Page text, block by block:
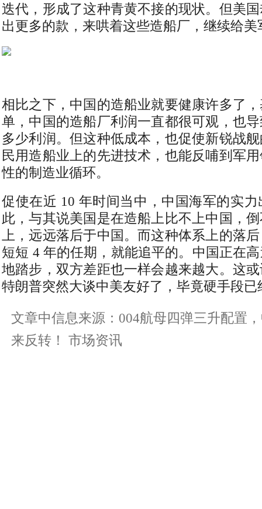
迭代，形成了这种青黄不接的现状。但美
出更多的款，来哄着这些造船厂，继续给美
相比之下，中国的造船业就要健康许多了
单，中国的造船厂利润一直都很可观，也
多少利润。但这种低成本，也促使新锐战
民用造船业上的先进技术，也能反哺到军
性的制造业循环。
促使在近 10 年时间当中，中国海军的实
此，与其说美国是在造船上比不上中国，
上，远远落后于中国。而这种体系上的落
短短 4 年的任期，就能追平的。中国正在
地踏步，双方差距也一样会越来越大。这
特朗普突然大谈中美友好了，毕竟硬手段
文章中信息来源：004航母四弹三升配置
来反转！ 市场资讯